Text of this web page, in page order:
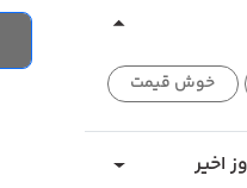
خوش قیمت
اخیر